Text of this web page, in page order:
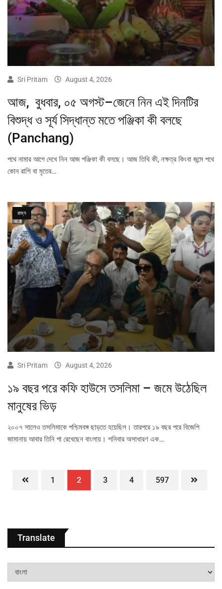
Sri Pritam August 4, 2026
আজ, বুধবার, ০৫ অগস্ট–জেনে নিন এই দিনটির
বিশুদ্ধ ও সূর্য সিদ্ধান্ত মতে পঞ্জিকা কী বলছে
(Panchang)
পথে নামার আগে দেখে নিন আজ পঞ্জিকা কী বলছে। আজ তিথি কী, নক্ষত্র কিংবা জন্মে পথে
কোন রাশি বা মৃতের…
রাজ্য
Sri Pritam August 4, 2026
১৯ বছর পরে কফি হাউসে তসলিমা – জমে উঠেছিল
মানুষের ভিড়
২০০৭ সালেও তসলিমাকে পশ্চিমবঙ্গ ছাড়তে হয়েছিল। তারপরে ১৯ বছর পরে বিজেপি
জামানায় আবার তিনি পা রেখেছেন বাংলায়। শনিবার অসাধারণ এক…
1 2 3 4 597
Translate